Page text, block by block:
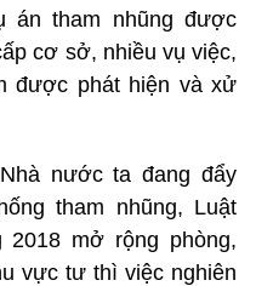
án tham nhũng được
cơ sở, nhiều vụ việc,
được phát hiện và xử
nước ta đang đẩy
tham nhũng, Luật
2018 mở rộng phòng,
vực tư thì việc nghiên